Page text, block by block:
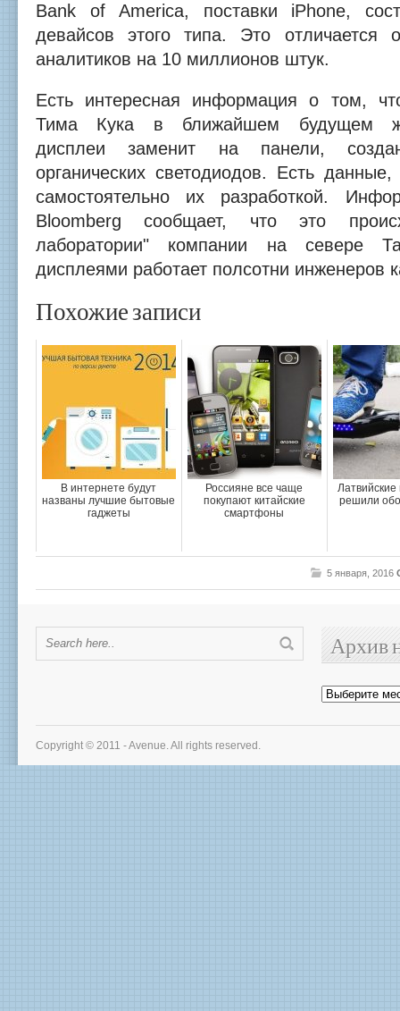
Bank of America, поставки iPhone,
девайсов этого типа. Это отличается
аналитиков на 10 миллионов штук.
Есть интересная информация о том,
Тима Кука в ближайшем будущем
дисплеи заменит на панели,
органических светодиодов. Есть
самостоятельно их разработкой.
Bloomberg сообщает, что это
лаборатории" компании на севере
дисплеями работает полсотни инженеров
Похожие записи
В интернете будут
названы лучшие бытовые
гаджеты
Россияне все чаще
покупают китайские
смартфоны
Латвийские
решили
5 января, 2016
Архив
Архив
новостей
Copyright © 2011 - Avenue. All rights reserved.